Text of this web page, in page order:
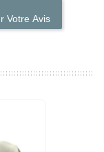
Votre Avis